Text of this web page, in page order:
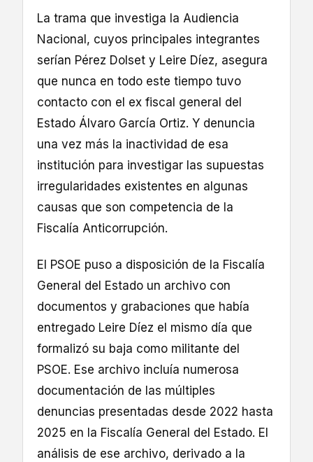
La trama que investiga la Audiencia
Nacional, cuyos principales integrantes
serían Pérez Dolset y Leire Díez, asegura
que nunca en todo este tiempo tuvo
contacto con el ex fiscal general del
Estado Álvaro García Ortiz. Y denuncia
una vez más la inactividad de esa
institución para investigar las supuestas
irregularidades existentes en algunas
causas que son competencia de la
Fiscalía Anticorrupción.
El PSOE puso a disposición de la Fiscalía
General del Estado un archivo con
documentos y grabaciones que había
entregado Leire Díez el mismo día que
formalizó su baja como militante del
PSOE. Ese archivo incluía numerosa
documentación de las múltiples
denuncias presentadas desde 2022 hasta
2025 en la Fiscalía General del Estado. El
análisis de ese archivo, derivado a la